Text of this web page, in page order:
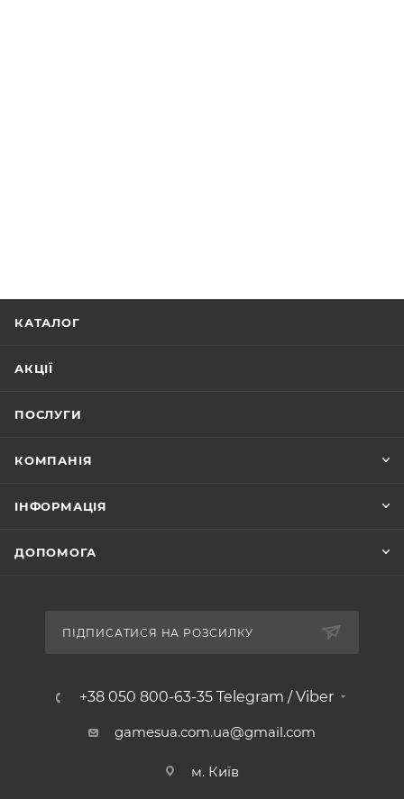
КАТАЛОГ
АКЦІЇ
ПОСЛУГИ
КОМПАНІЯ
ІНФОРМАЦІЯ
ДОПОМОГА
ПІДПИСАТИСЯ НА РОЗСИЛКУ
+38 050 800-63-35 Telegram / Viber
gamesua.com.ua@gmail.com
м. Київ